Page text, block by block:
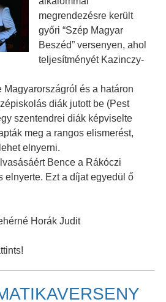
megrendezésre került
győri “Szép Magyar
Beszéd” versenyen, ahol
teljesítményét Kazinczy-
Magyarországról és a határon
diák jutott be (Pest
szentendrei diák képviselte
meg a rangos elismerést,
elnyerni.
Bence a Rákóczi
elnyerte. Ezt a díjat egyedül ő
Horák Judit